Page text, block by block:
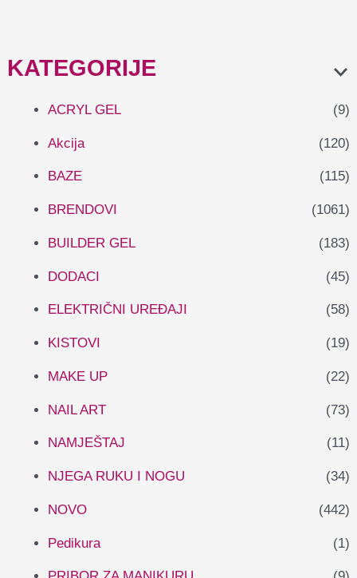
KATEGORIJE
ACRYL GEL (9)
Akcija (120)
BAZE (115)
BRENDOVI (1061)
BUILDER GEL (183)
DODACI (45)
ELEKTRIČNI UREĐAJI (58)
KISTOVI (19)
MAKE UP (22)
NAIL ART (73)
NAMJEŠTAJ (11)
NJEGA RUKU I NOGU (34)
NOVO (442)
Pedikura (1)